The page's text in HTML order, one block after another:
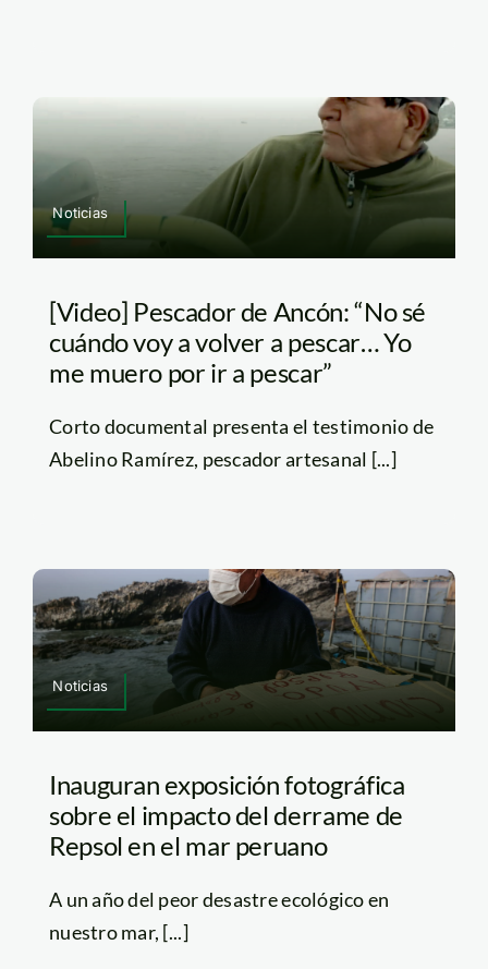
Noticias
[Video] Pescador de Ancón: “No sé
cuándo voy a volver a pescar… Yo
me muero por ir a pescar”
Corto documental presenta el testimonio de
Abelino Ramírez, pescador artesanal [...]
Noticias
Inauguran exposición fotográfica
sobre el impacto del derrame de
Repsol en el mar peruano
A un año del peor desastre ecológico en
nuestro mar, [...]